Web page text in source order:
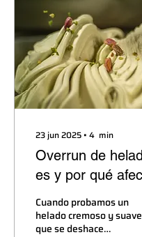
23 jun 2025∙ 4 min
Overrun de
es y por qué
calidad de su
artesano
Cuando probamos un
helado cremoso y suave
que se deshace